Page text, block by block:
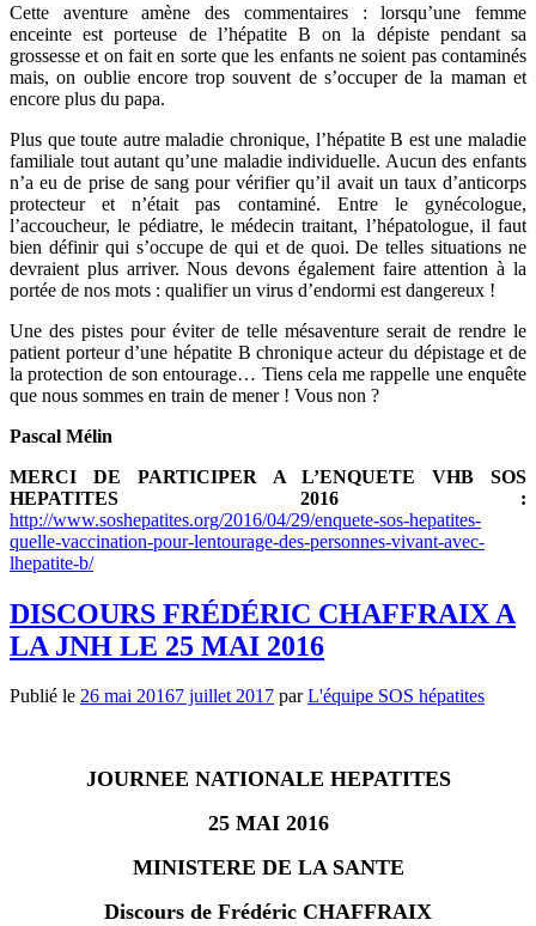
Cette aventure amène des commentaires : lorsqu’une femme
enceinte est porteuse de l’hépatite B on la dépiste pendant sa
grossesse et on fait en sorte que les enfants ne soient pas contaminés
mais, on oublie encore trop souvent de s’occuper de la maman et
encore plus du papa.
Plus que toute autre maladie chronique, l’hépatite B est une maladie
familiale tout autant qu’une maladie individuelle. Aucun des enfants
n’a eu de prise de sang pour vérifier qu’il avait un taux d’anticorps
protecteur et n’était pas contaminé. Entre le gynécologue,
l’accoucheur, le pédiatre, le médecin traitant, l’hépatologue, il faut
bien définir qui s’occupe de qui et de quoi. De telles situations ne
devraient plus arriver. Nous devons également faire attention à la
portée de nos mots : qualifier un virus d’endormi est dangereux !
Une des pistes pour éviter de telle mésaventure serait de rendre le
patient porteur d’une hépatite B chronique acteur du dépistage et de
la protection de son entourage… Tiens cela me rappelle une enquête
que nous sommes en train de mener ! Vous non ?
Pascal Mélin
MERCI DE PARTICIPER A L’ENQUETE VHB SOS
HEPATITES 2016 :
http://www.soshepatites.org/2016/04/29/enquete-sos-hepatites-
quelle-vaccination-pour-lentourage-des-personnes-vivant-avec-
lhepatite-b/
DISCOURS FRÉDÉRIC CHAFFRAIX A
LA JNH LE 25 MAI 2016
Publié le 26 mai 20167 juillet 2017 parL'équipe SOS hépatites
JOURNEE NATIONALE HEPATITES
25 MAI 2016
MINISTERE DE LA SANTE
Discours de Frédéric CHAFFRAIX